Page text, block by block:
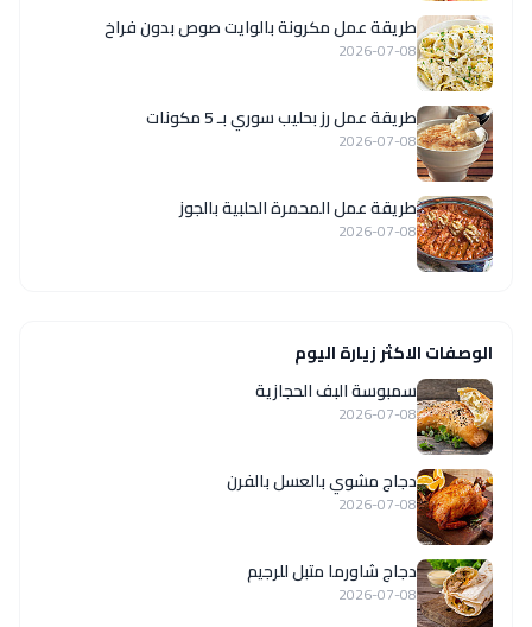
طريقة عمل مكرونة بالوايت صوص بدون فراخ
2026-07-08
طريقة عمل رز بحليب سوري بـ 5 مكونات
2026-07-08
طريقة عمل المحمرة الحلبية بالجوز
2026-07-08
الوصفات الاكثر زيارة اليوم
سمبوسة البف الحجازية
2026-07-08
دجاج مشوي بالعسل بالفرن
2026-07-08
دجاج شاورما متبل للرجيم
2026-07-08